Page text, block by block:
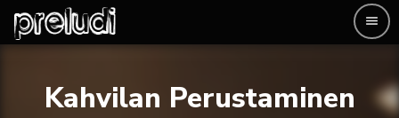
menu
Kahvilan Perustaminen